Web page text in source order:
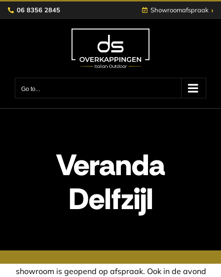
Skip
to
06 8356 2845 Showroomafspraak ›
Go to...
Veranda
Delfzijl
op afspraak. Ook in de avond of in het weekend